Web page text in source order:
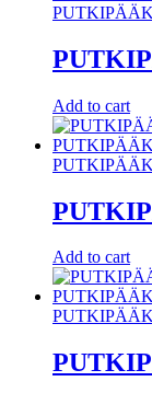
Add to cart
Add to cart